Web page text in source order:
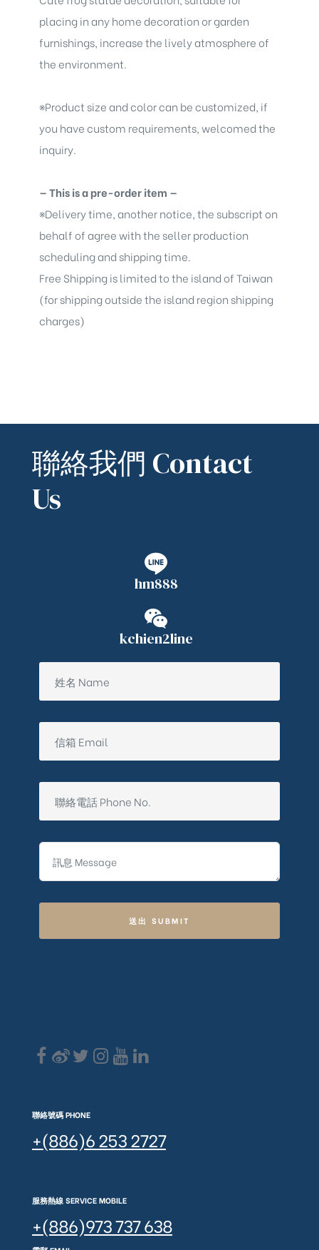
placing in any home decoration or garden
furnishings, increase the lively atmosphere of
the environment.
※Product size and color can be customized, if
you have custom requirements, welcomed the
inquiry.
— This is a pre-order item —
※Delivery time, another notice, the subscript on
behalf of agree with the seller production
scheduling and shipping time.
Free Shipping is limited to the island of Taiwan
(for shipping outside the island region shipping
charges)
聯絡我們 Contact
Us
hm888
kchien2line
送出 SUBMIT
聯絡號碼 PHONE
+(886)6 253 2727
服務熱線 SERVICE MOBILE
+(886)973 737 638